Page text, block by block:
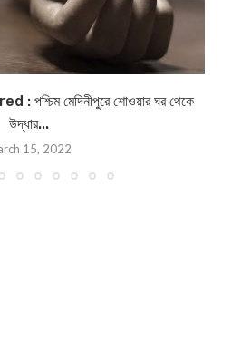
মেদিনীপুরে শোওয়ার ঘর থেকে
উদ্ধার...
15, 2022